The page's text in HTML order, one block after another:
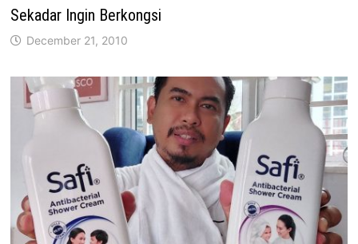
Sekadar Ingin Berkongsi
December 21, 2010